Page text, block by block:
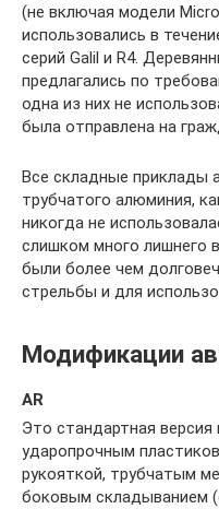
(не включая модели
использовались в
серий Galil и R4.
предлагались по
одна из них не
была отправлена ​​на
Все складные приклады
трубчатого алюминия,
никогда не
слишком много лишнего
были более чем
стрельбы и для
Модификации
AR
Это стандартная
ударопрочным
рукояткой, трубчатым
боковым складыванием